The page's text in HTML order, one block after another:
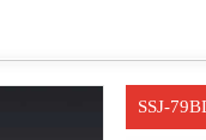
SSJ-